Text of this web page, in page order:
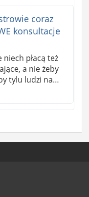
coraz
konsultacje
płacą też
a nie żeby
tylu ludzi na…